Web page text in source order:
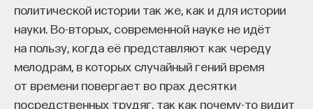
политической истории так же, как и для истории
науки. Во-вторых, современной науке не идёт
на пользу, когда её представляют как череду
мелодрам, в которых случайный гений время
от времени повергает во прах десятки
посредственных трудяг, так как почему-то видит
тогда все только начинается. Дальше человек
адаптируется и еще много лет пользуется тем,
что получил в университете. Если задуматься, как
долго он опирается на свое первое образование,
речь идет не о нескольких годах,
а о десятилетиях».